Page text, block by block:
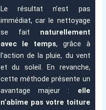
Le résultat n’est pas
immédiat, car le nettoyage
se fait naturellement
avec le temps, grâce à
l’action de la pluie, du vent
et du soleil. En revanche,
cette méthode présente un
avantage majeur : elle
n’abîme pas votre toiture